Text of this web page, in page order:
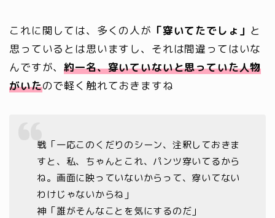
これに関しては、多くの人が 「穿いてたでしょ」 と
思っているとは思いますし、それは間違ってはいな
んですが、約一名、穿いていないと思っていた人物
がいたので軽く触れておきますね
戦「一応このくだりのシーン、注釈しておきま
すと、私、ちゃんとこれ、パンツ穿いてるから
ね。画面に映っていないからって、穿いてない
わけじゃないからね」
神「誰がそんなことを気にするのだ」